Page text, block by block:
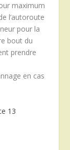
maximum
l’autoroute
pour la
bout du
prendre
en cas
13